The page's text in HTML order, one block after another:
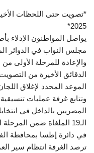
2025*
يواصل المواطنون الإدلاء
مجلس النواب في الدوائر
الدقائق الأخيرة من
الموعد المحدد لإغلاق
وتتابع غرفة عمليات
المصريين بالداخل في
الـ19 الملغاة ضمن
في دائرة إطسا بمحافظة
ترصد الغرفة انتظام سير